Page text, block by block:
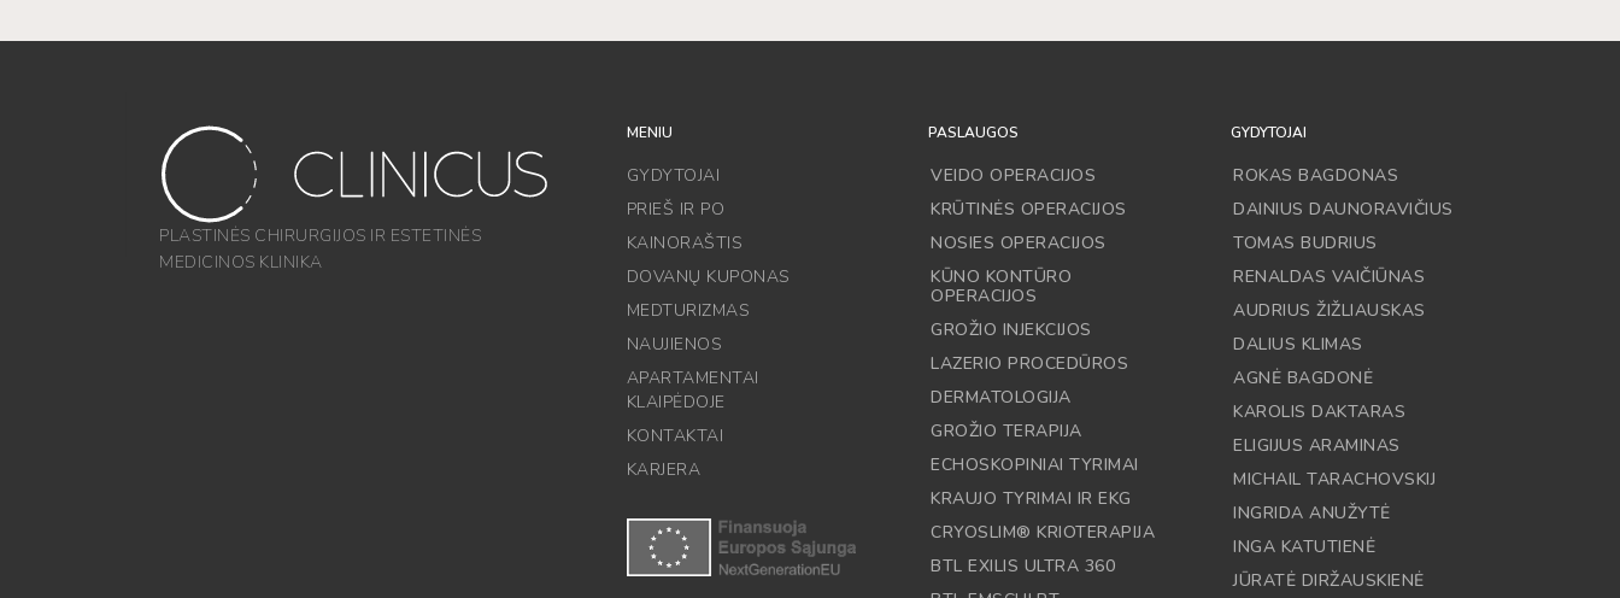
PLASTINĖS CHIRURGIJOS IR ESTETINĖS
MEDICINOS KLINIKA
MENIU
GYDYTOJAI
PRIEŠ IR PO
KAINORAŠTIS
DOVANŲ KUPONAS
MEDTURIZMAS
NAUJIENOS
APARTAMENTAI
KLAIPĖDOJE
KONTAKTAI
KARJERA
PASLAUGOS
VEIDO OPERACIJOS
KRŪTINĖS OPERACIJOS
NOSIES OPERACIJOS
KŪNO KONTŪRO
OPERACIJOS
GROŽIO INJEKCIJOS
LAZERIO PROCEDŪROS
DERMATOLOGIJA
GROŽIO TERAPIJA
ECHOSKOPINIAI TYRIMAI
KRAUJO TYRIMAI IR EKG
CRYOSLIM® KRIOTERAPIJA
BTL EXILIS ULTRA 360
GYDYTOJAI
ROKAS BAGDONAS
DAINIUS DAUNORAVIČIUS
TOMAS BUDRIUS
RENALDAS VAIČIŪNAS
AUDRIUS ŽIŽLIAUSKAS
DALIUS KLIMAS
AGNĖ BAGDONĖ
KAROLIS DAKTARAS
ELIGIJUS ARAMINAS
MICHAIL TARACHOVSKIJ
INGRIDA ANUŽYTĖ
INGA KATUTIENĖ
JŪRATĖ DIRŽAUSKIENĖ